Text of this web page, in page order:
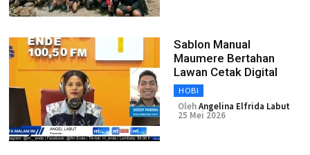
Sablon Manual
Maumere Bertahan
Lawan Cetak Digital
HOBI
OlehAngelina Elfrida Labut
25 Mei 2026